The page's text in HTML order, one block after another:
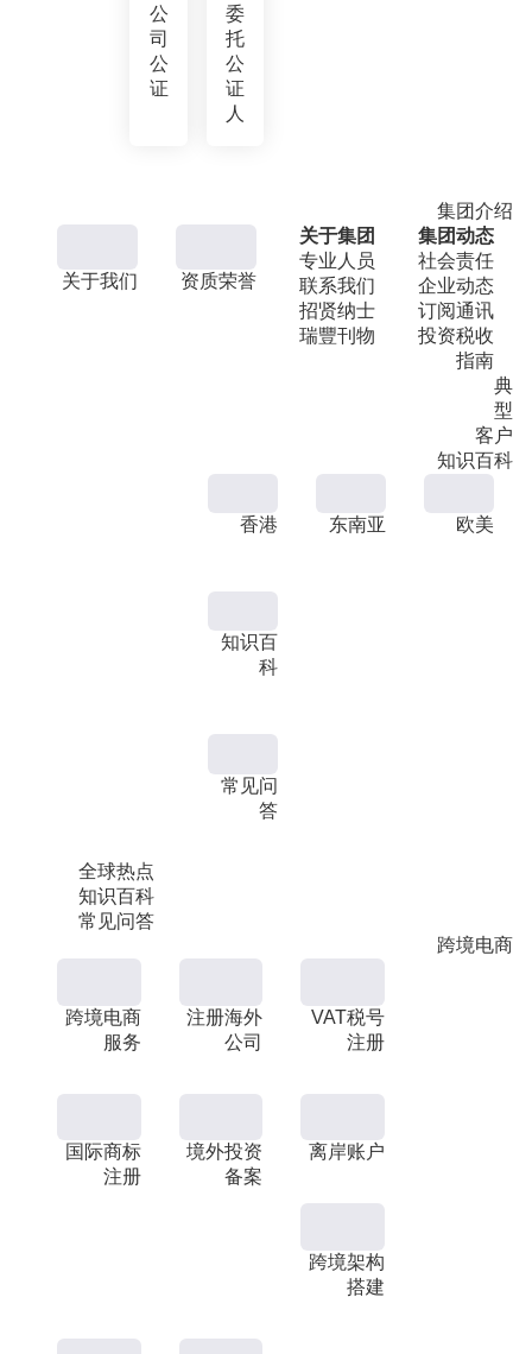
公
司
公
证
委
托
公
证
人
集团介绍
关于我们 资质荣誉
关于集团
专业人员
联系我们
招贤纳士
瑞豐刊物
集团动态
社会责任
企业动态
订阅通讯
投资税收
指南
典
型
客户
知识百科
全球热点
知识百科
常见问答
香港 东南亚 欧美
知识百
科
常见问
答
跨境电商
跨境电商
服务
注册海外
公司
VAT税号
注册
国际商标
注册
境外投资
备案
离岸账户
跨境架构
搭建